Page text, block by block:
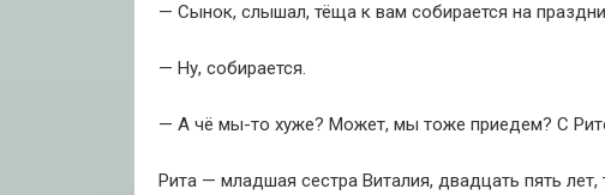
— Сынок, слышал, тёща к вам собирается на
— Ну, собирается.
— А чё мы-то хуже? Может, мы тоже приедем? С
Рита — младшая сестра Виталия, двадцать пять